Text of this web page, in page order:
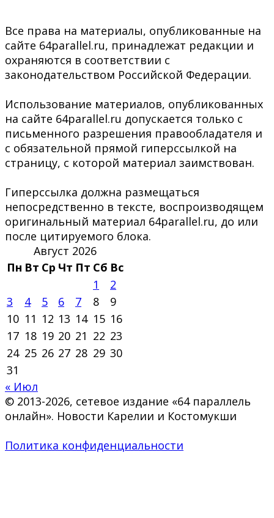
Все права на материалы, опубликованные на
сайте 64parallel.ru, принадлежат редакции и
охраняются в соответствии с
законодательством Российской Федерации.
Использование материалов, опубликованных
на сайте 64parallel.ru допускается только с
письменного разрешения правообладателя и
с обязательной прямой гиперссылкой на
страницу, с которой материал заимствован.
Гиперссылка должна размещаться
непосредственно в тексте, воспроизводящем
оригинальный материал 64parallel.ru, до или
после цитируемого блока.
Август 2026
Пн Вт Ср Чт Пт Сб Вс
1
2
3
4 5 6 7 8
9
10 11 12 13 14 15 16
17 18 19 20 21 22 23
24 25 26 27 28 29 30
31
« Июл
© 2013-2026, сетевое издание «64 параллель
онлайн». Новости Карелии и Костомукши
Политика конфиденциальности